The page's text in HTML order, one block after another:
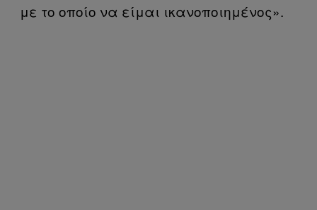
με το οποίο να είμαι ικανοποιημένος».